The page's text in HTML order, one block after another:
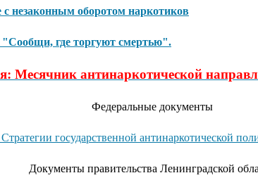
с незаконным оборотом наркотиков
где торгуют смертью".
Месячник антинаркотической
Федеральные документы
государственной антинаркотической
Документы правительства Ленинградской